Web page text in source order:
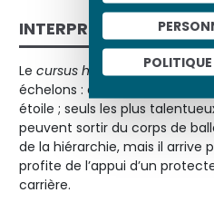
INTERPRÉTATION
Le cursus honorum
des
échelons : quadrille, coryphée,
étoile ; seuls les plus
peuvent sortir du corps de
de la hiérarchie, mais il arrive
profite de l’appui d’un
carrière.